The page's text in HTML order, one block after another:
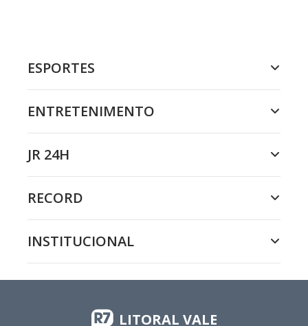
ESPORTES
ENTRETENIMENTO
JR 24H
RECORD
INSTITUCIONAL
LITORAL VALE